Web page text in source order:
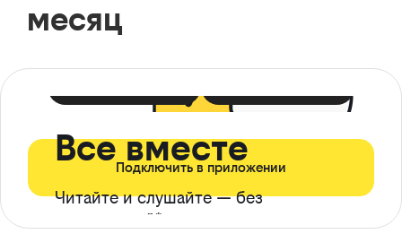
месяц
Все вместе
Читайте и слушайте — без
ограничений*
Подключить в приложении